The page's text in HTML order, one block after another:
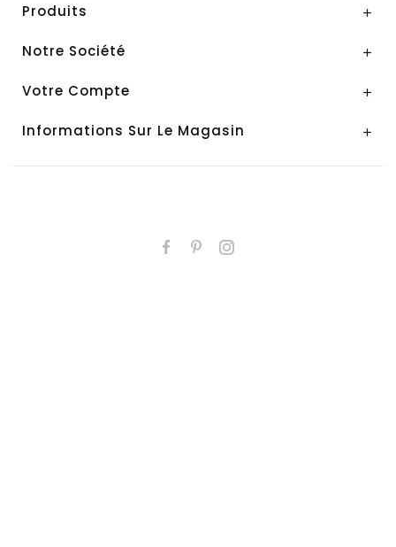
Produits 
Notre Société 
Votre Compte 
Informations Sur Le Magasin 